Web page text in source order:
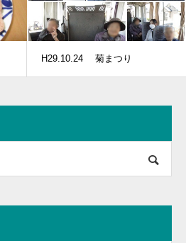
H29.10.24 菊まつり